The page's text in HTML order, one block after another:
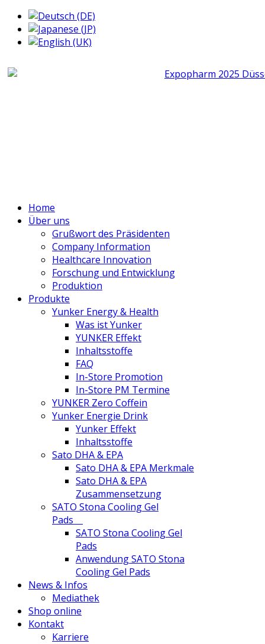
Home
Über uns
Grußwort des Präsidenten
Company Information
Healthcare Innovation
Forschung und Entwicklung
Produktion
Produkte
Yunker Energy & Health
Was ist Yunker
YUNKER Effekt
Inhaltsstoffe
FAQ
In-Store Promotion
In-Store PM Termine
YUNKER Zero Coffein
Yunker Energie Drink
Yunker Effekt
Inhaltsstoffe
Sato DHA & EPA
Sato DHA & EPA Merkmale
Sato DHA & EPA
Zusammensetzung
SATO Stona Cooling Gel
Pads
SATO Stona Cooling Gel
Pads
Anwendung SATO Stona
Cooling Gel Pads
News & Infos
Mediathek
Shop online
Kontakt
Karriere